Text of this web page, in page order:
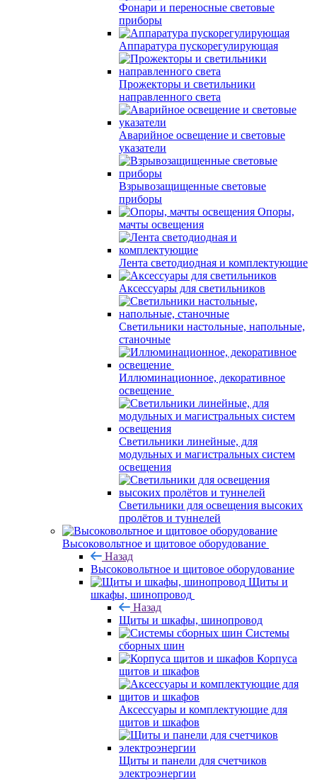
Фонари и переносные световые
приборы
Аппаратура пускорегулирующая
Прожекторы и светильники
направленного света
Аварийное освещение и световые
указатели
Взрывозащищенные световые
приборы
Опоры,
мачты освещения
Лента светодиодная и комплектующие
Аксессуары для светильников
Светильники настольные, напольные,
станочные
Иллюминационное, декоративное
освещение
Светильники линейные, для
модульных и магистральных систем
освещения
Светильники для освещения высоких
пролётов и туннелей
Высоковольтное и щитовое оборудование
Назад
Высоковольтное и щитовое оборудование
Щиты и
шкафы, шинопровод
Назад
Щиты и шкафы, шинопровод
Системы
сборных шин
Корпуса
щитов и шкафов
Аксессуары и комплектующие для
щитов и шкафов
Щиты и панели для счетчиков
электроэнергии